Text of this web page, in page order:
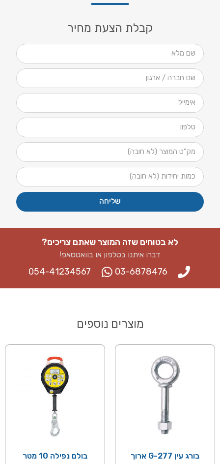
קבלת הצעת מחיר
שליחה
לא בטוחים שזה המוצר שאתם צריכים?
דברו איתנו בטלפון או בוואטסאפ​!
03-6878476
054-41234567
מוצרים נוספים
בורג עין G-277 ארוך בולם נפילה 10 מטר